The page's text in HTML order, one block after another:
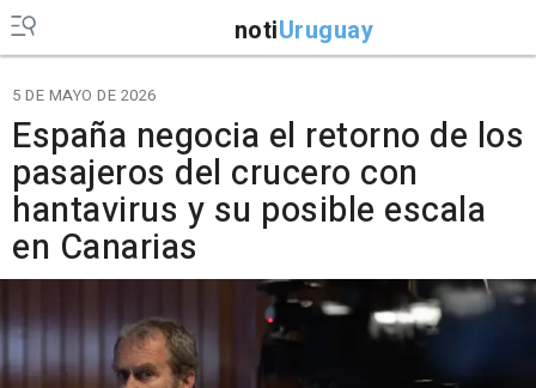
notiUruguay
5 DE MAYO DE 2026
España negocia el retorno de los
pasajeros del crucero con
hantavirus y su posible escala
en Canarias